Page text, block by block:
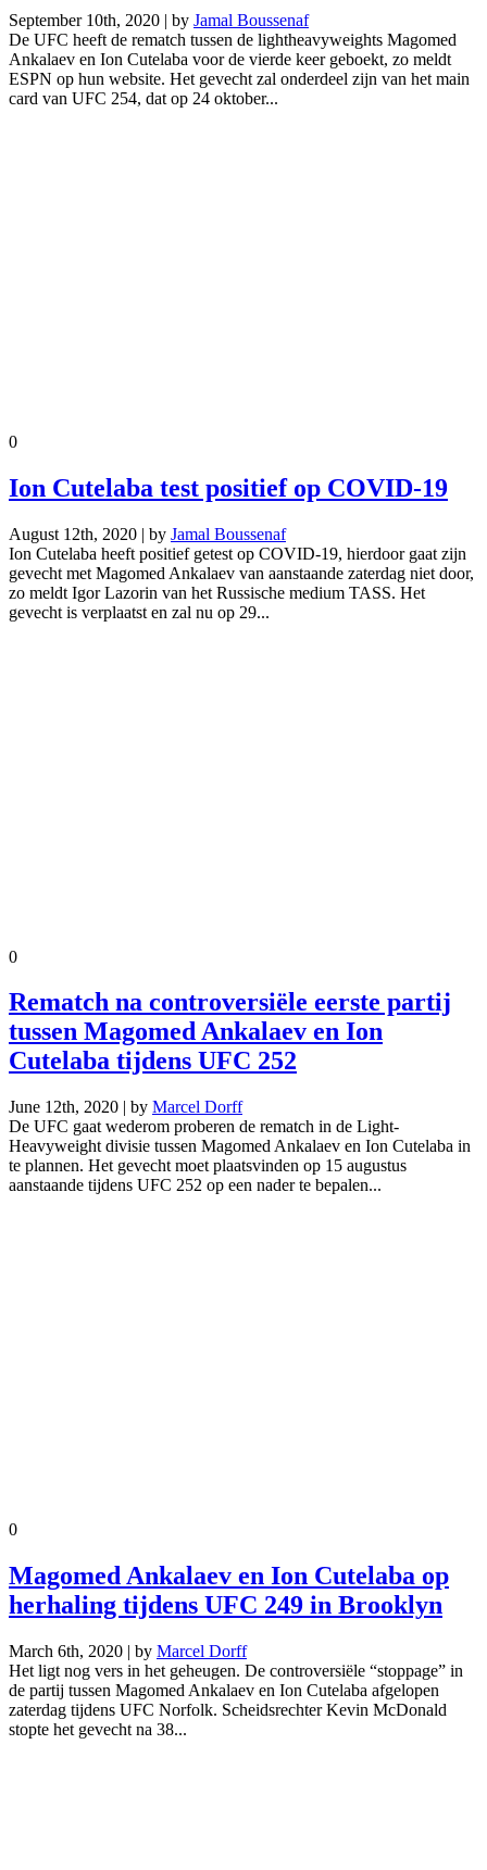
September 10th, 2020 | by Jamal Boussenaf
De UFC heeft de rematch tussen de lightheavyweights Magomed
Ankalaev en Ion Cutelaba voor de vierde keer geboekt, zo meldt
ESPN op hun website. Het gevecht zal onderdeel zijn van het main
card van UFC 254, dat op 24 oktober...
0
Ion Cutelaba test positief op COVID-19
August 12th, 2020 | by Jamal Boussenaf
Ion Cutelaba heeft positief getest op COVID-19, hierdoor gaat zijn
gevecht met Magomed Ankalaev van aanstaande zaterdag niet door,
zo meldt Igor Lazorin van het Russische medium TASS. Het
gevecht is verplaatst en zal nu op 29...
0
Rematch na controversiële eerste partij
tussen Magomed Ankalaev en Ion
Cutelaba tijdens UFC 252
June 12th, 2020 | by Marcel Dorff
De UFC gaat wederom proberen de rematch in de Light-
Heavyweight divisie tussen Magomed Ankalaev en Ion Cutelaba in
te plannen. Het gevecht moet plaatsvinden op 15 augustus
aanstaande tijdens UFC 252 op een nader te bepalen...
0
Magomed Ankalaev en Ion Cutelaba op
herhaling tijdens UFC 249 in Brooklyn
March 6th, 2020 | by Marcel Dorff
Het ligt nog vers in het geheugen. De controversiële “stoppage” in
de partij tussen Magomed Ankalaev en Ion Cutelaba afgelopen
zaterdag tijdens UFC Norfolk. Scheidsrechter Kevin McDonald
stopte het gevecht na 38...